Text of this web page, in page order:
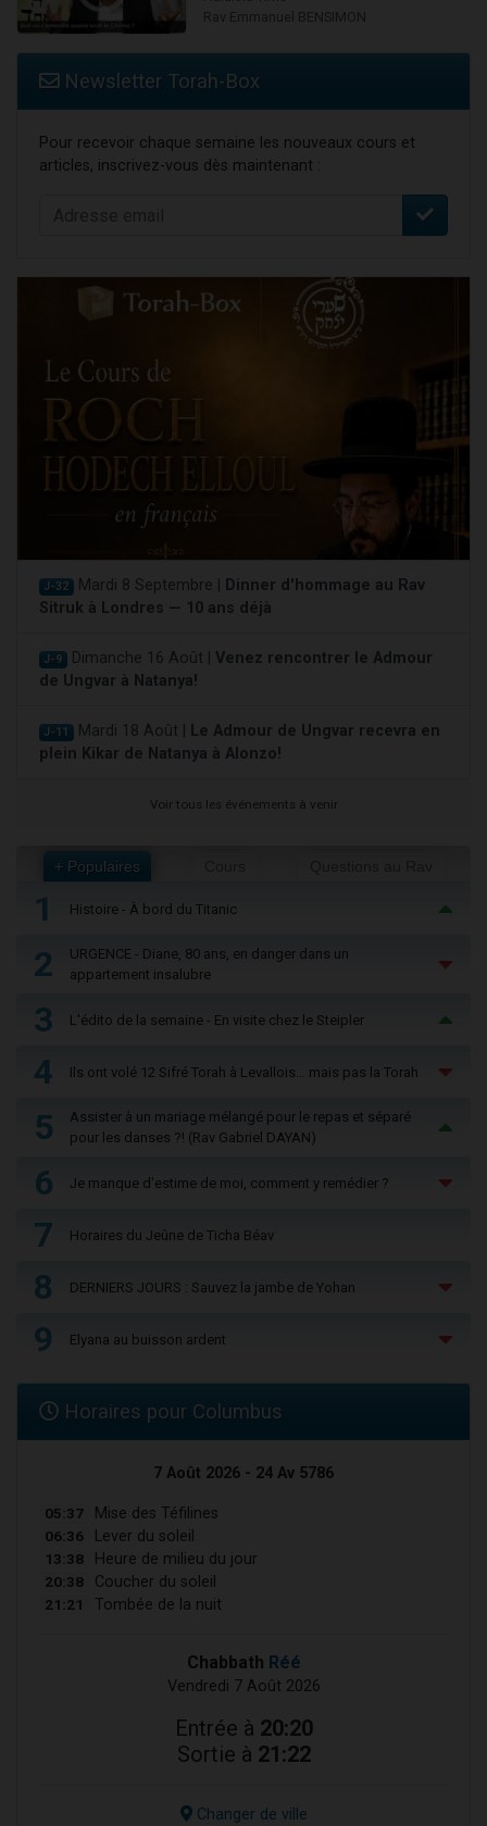
Newsletter Torah-Box
Pour recevoir chaque semaine les nouveaux cours et
articles, inscrivez-vous dès maintenant :
J-32 Mardi 8 Septembre |
Dinner d'hommage au Rav
Sitruk à Londres — 10 ans déjà
J-9 Dimanche 16 Août | Venez rencontrer le Admour
de Ungvar à Natanya!
J-11 Mardi 18 Août |
Le Admour de Ungvar recevra en
plein Kikar de Natanya à Alonzo!
Voir tous les événements à venir
+ Populaires
1 Histoire - À bord du Titanic
2
URGENCE - Diane, 80 ans, en danger dans un
appartement insalubre
3 L'édito de la semaine - En visite chez le Steipler
4 Ils ont volé 12 Sifré Torah à Levallois… mais pas la Torah
5
Assister à un mariage mélangé pour le repas et séparé
pour les danses ?! (Rav Gabriel DAYAN)
6 Je manque d'estime de moi, comment y remédier ?
7 Horaires du Jeûne de Ticha Béav
8 DERNIERS JOURS : Sauvez la jambe de Yohan
9 Elyana au buisson ardent
Horaires pour Columbus
7 Août 2026 - 24 Av 5786
05:37 Mise des Téfilines
06:36 Lever du soleil
13:38 Heure de milieu du jour
20:38 Coucher du soleil
21:21 Tombée de la nuit
Chabbath Réé
Vendredi 7 Août 2026
Entrée à 20:20
Sortie à 21:22
Changer de ville